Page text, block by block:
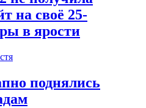
на своё 25-
в ярости
поднялись